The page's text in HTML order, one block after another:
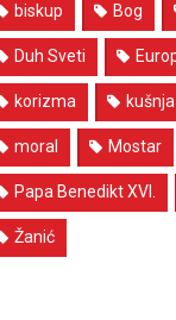
biskup Bog
Duh Sveti
korizma kušnja
moral Mostar
Papa Benedikt XVI.
Žanić